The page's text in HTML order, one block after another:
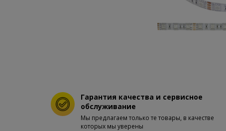
Гарантия качества и сервисное
обслуживание
Мы предлагаем только те товары, в качестве
которых мы уверены